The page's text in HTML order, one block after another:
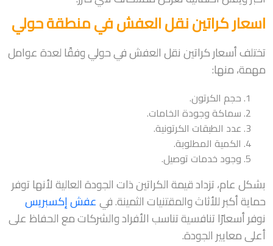
اسعار كراتين نقل العفش في منطقة حولي
تختلف أسعار كراتين نقل العفش في حولي وفقًا لعدة عوامل
مهمة، منها:
حجم الكرتون.
سماكة وجودة الخامات.
عدد الطبقات الكرتونية.
الكمية المطلوبة.
وجود خدمات توصيل.
بشكل عام، تزداد قيمة الكراتين ذات الجودة العالية لأنها توفر
حماية أكبر للأثاث والمقتنيات الثمينة. فيعفش إكسبريس
نوفر أسعارًا تنافسية تناسب الأفراد والشركات مع الحفاظ على
أعلى معايير الجودة.